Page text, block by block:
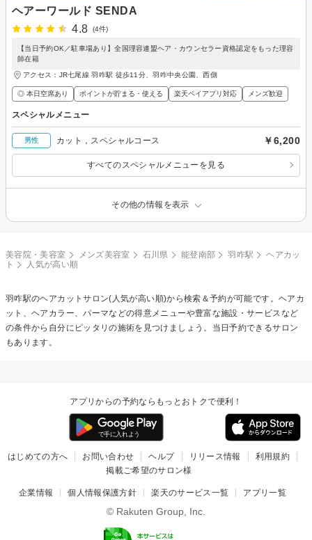
ヘアーワールド SENDA
4.8
(4件)
【当日予約OK／駐車場あり】全国理容連盟ヘア・カウンセラー資格認定をもった理容
師在籍
アクセス：JR七尾線 羽咋駅 徒歩11分、羽咋中央公園、西側
◎ 本日空席あり ポイントが貯まる・使える 楽天ペイアプリ対応 メンズ歓迎
スペシャルメニュー
男性 カット，スペシャルコース ￥6,200
すべてのスペシャルメニューを見る
その他の情報を表示
美容院・美容室 メンズ美容室 石川県 能登南部 羽咋駅
ヘアカッ
ト
人気が高い順
羽咋駅のヘアカットサロン(人気が高い順)から検索＆予約が可能です。ヘアカ
ット、ヘアカラー、パーマなどの得意メニューや豊富な施設・サービスなど
の条件から自分にピッタリの施術を見つけましょう。当日予約できるサロン
もあります。
アプリからの予約ならもっとおトクで便利！
はじめての方へ お問い合わせ ヘルプ リリース情報
利用規約
掲載ご希望のサロン様
企業情報 個人情報保護方針 楽天のサービス一覧 アプリ一覧
© Rakuten Group, Inc.